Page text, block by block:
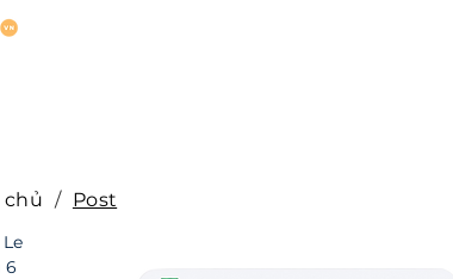
6
chủ / Post